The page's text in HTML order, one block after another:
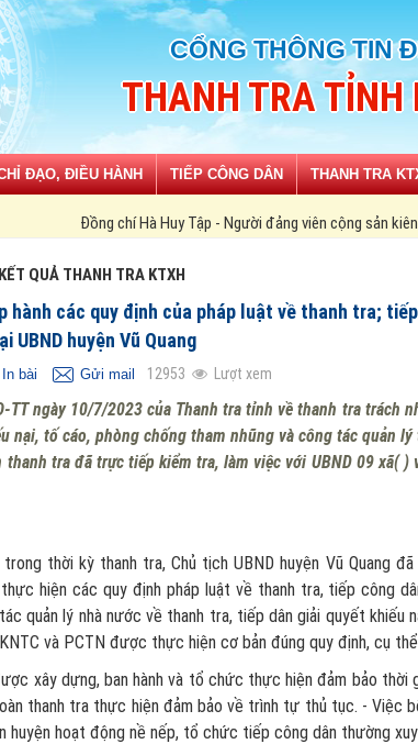
CỔNG THÔNG TIN
THANH TRA TỈNH
ĐẠO, ĐIỀU HÀNH TIẾP CÔNG DÂN THANH TRA
Hà Huy Tập - Người đảng viên cộng sản kiên cường, suốt đời
QUẢ THANH TRA KTXH
hành các quy định của pháp luật về thanh tra;
UBND huyện Vũ Quang
In bài Gửi mail 12953 Lượt xem
TT ngày 10/7/2023 của Thanh tra tỉnh về thanh tra trách
nại, tố cáo, phòng chống tham nhũng và công tác quản
thanh tra đã trực tiếp kiểm tra, làm việc với UBND 09 xã(
thời kỳ thanh tra, Chủ tịch UBND huyện Vũ Quang
hiện các quy định pháp luật về thanh tra, tiếp công
quản lý nhà nước về thanh tra, tiếp dân giải quyết khiếu
và PCTN được thực hiện cơ bản đúng quy định, cụ
xây dựng, ban hành và tổ chức thực hiện đảm bảo thời
thanh tra thực hiện đảm bảo về trình tự thủ tục. - Việc
huyện hoạt động nề nếp, tổ chức tiếp công dân thường